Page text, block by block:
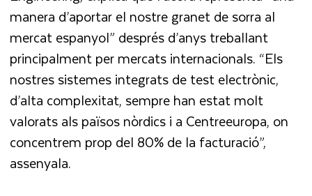
manera d’aportar el nostre granet de sorra al
mercat espanyol” després d’anys treballant
principalment per mercats internacionals. “Els
nostres sistemes integrats de test electrònic,
d’alta complexitat, sempre han estat molt
valorats als països nòrdics i a Centreeuropa, on
concentrem prop del 80% de la facturació”,
assenyala.